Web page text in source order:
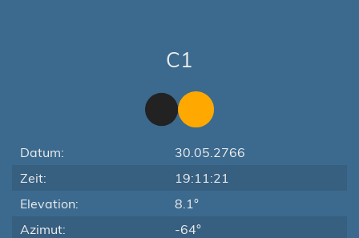
C1
Datum:
30.05.2766
Zeit:
19:11:21
Elevation:
8.1°
Azimut:
-64°